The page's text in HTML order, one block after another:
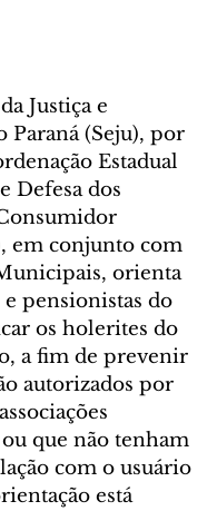
Justiça e
Paraná (Seju), por
Estadual
Defesa dos
em conjunto com
orienta
e pensionistas do
os holerites do
a fim de prevenir
autorizados por
que não tenham
com o usuário
está